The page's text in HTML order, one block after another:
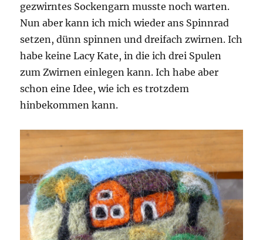
gezwirntes Sockengarn musste noch warten.
Nun aber kann ich mich wieder ans Spinnrad
setzen, dünn spinnen und dreifach zwirnen. Ich
habe keine Lacy Kate, in die ich drei Spulen
zum Zwirnen einlegen kann. Ich habe aber
schon eine Idee, wie ich es trotzdem
hinbekommen kann.